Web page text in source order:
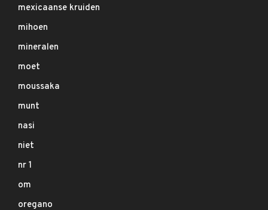
mexicaanse kruiden
mihoen
mineralen
moet
moussaka
munt
nasi
niet
nr 1
om
oregano